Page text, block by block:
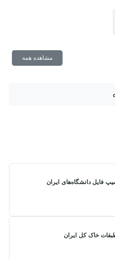
مشاهده همه
فایل دانشگاه‌های ایران
خاک کل ایران